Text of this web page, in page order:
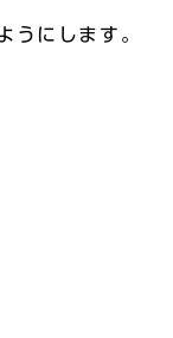
うにします。